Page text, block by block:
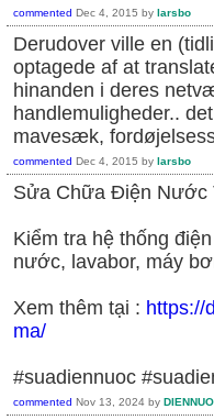
commented Dec 4, 2015 by larsbo
Derudover ville en
optagede af at
hinanden i deres
handlemuligheder..
mavesæk,
commented Dec 4, 2015 by larsbo
Sửa Chữa Điện Nước
Kiểm tra hệ thống
nước, lavabor, máy
Xem thêm tại : https://
ma/
#suadiennuoc
commented Nov 13, 2024 by